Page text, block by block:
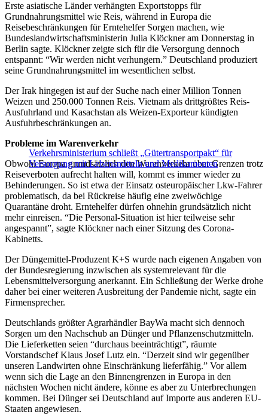
Erste asiatische Länder verhängten Exportstopps für
Grundnahrungsmittel wie Reis, während in Europa die
Reisebeschränkungen für Erntehelfer Sorgen machen, wie
Bundeslandwirtschaftsministerin Julia Klöckner am Donnerstag in
Berlin sagte. Klöckner zeigte sich für die Versorgung dennoch
entspannt: “Wir werden nicht verhungern.” Deutschland produziert
seine Grundnahrungsmittel im wesentlichen selbst.
Der Irak hingegen ist auf der Suche nach einer Million Tonnen
Weizen und 250.000 Tonnen Reis. Vietnam als drittgrößtes Reis-
Ausfuhrland und Kasachstan als Weizen-Exporteur kündigten
Ausfuhrbeschränkungen an.
Verkehrsministerium schließt „Gütertransportpakt“ für
Versorgung mit Lebensmitteln und Medikamenten
Probleme im Warenverkehr
Obwohl Europa grundsätzlich den Warenverkehr über Grenzen trotz
Reiseverboten aufrecht halten will, kommt es immer wieder zu
Behinderungen. So ist etwa der Einsatz osteuropäischer Lkw-Fahrer
problematisch, da bei Rückreise häufig eine zweiwöchige
Quarantäne droht. Erntehelfer dürfen ohnehin grundsätzlich nicht
mehr einreisen. “Die Personal-Situation ist hier teilweise sehr
angespannt”, sagte Klöckner nach einer Sitzung des Corona-
Kabinetts.
Der Düngemittel-Produzent K+S wurde nach eigenen Angaben von
der Bundesregierung inzwischen als systemrelevant für die
Lebensmittelversorgung anerkannt. Ein Schließung der Werke drohe
daher bei einer weiteren Ausbreitung der Pandemie nicht, sagte ein
Firmensprecher.
Deutschlands größter Agrarhändler BayWa macht sich dennoch
Sorgen um den Nachschub an Dünger und Pflanzenschutzmitteln.
Die Lieferketten seien “durchaus beeinträchtigt”, räumte
Vorstandschef Klaus Josef Lutz ein. “Derzeit sind wir gegenüber
unseren Landwirten ohne Einschränkung lieferfähig.” Vor allem
wenn sich die Lage an den Binnengrenzen in Europa in den
nächsten Wochen nicht ändere, könne es aber zu Unterbrechungen
kommen. Bei Dünger sei Deutschland auf Importe aus anderen EU-
Staaten angewiesen.